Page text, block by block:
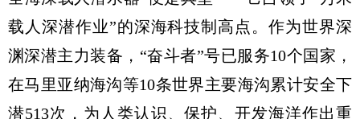
载人深潜作业”的深海科技制高点。作为世界深
渊深潜主力装备，“奋斗者”号已服务10个国家，
在马里亚纳海沟等10条世界主要海沟累计安全下
潜513次，为人类认识、保护、开发海洋作出重